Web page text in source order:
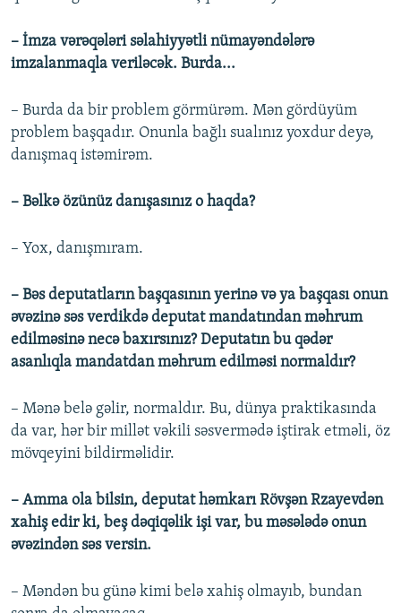
– İmza vərəqələri səlahiyyətli nümayəndələrə
imzalanmaqla veriləcək. Burda...
– Burda da bir problem görmürəm. Mən gördüyüm
problem başqadır. Onunla bağlı sualınız yoxdur deyə,
danışmaq istəmirəm.
– Bəlkə özünüz danışasınız o haqda?
– Yox, danışmıram.
– Bəs deputatların başqasının yerinə və ya başqası onun
əvəzinə səs verdikdə deputat mandatından məhrum
edilməsinə necə baxırsınız? Deputatın bu qədər
asanlıqla mandatdan məhrum edilməsi normaldır?
– Mənə belə gəlir, normaldır. Bu, dünya praktikasında
da var, hər bir millət vəkili səsvermədə iştirak etməli, öz
mövqeyini bildirməlidir.
– Amma ola bilsin, deputat həmkarı Rövşən Rzayevdən
xahiş edir ki, beş dəqiqəlik işi var, bu məsələdə onun
əvəzindən səs versin.
– Məndən bu günə kimi belə xahiş olmayıb, bundan